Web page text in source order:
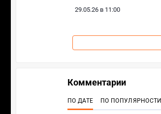
29.05.26 в 11:00
Комментарии
ПО ДАТЕ ПО ПОПУЛЯРНОСТИ